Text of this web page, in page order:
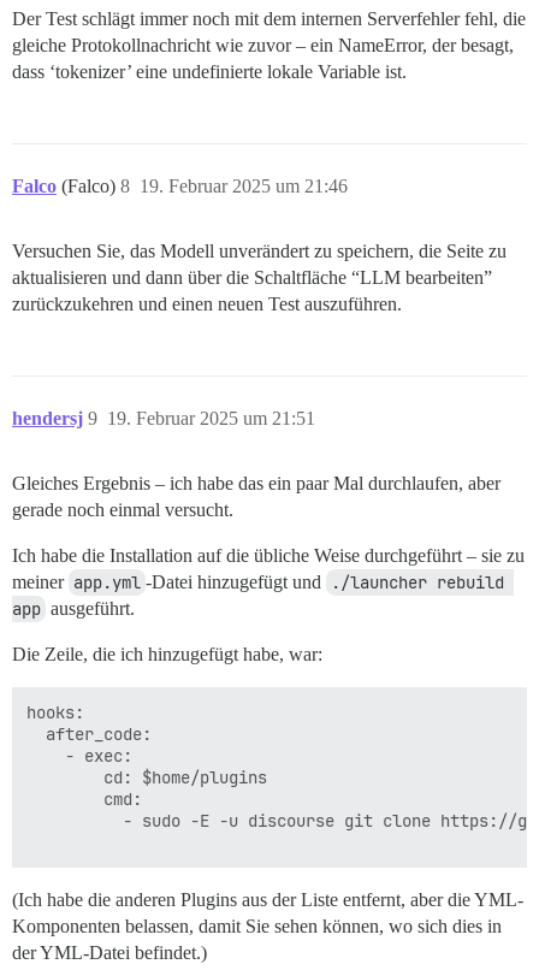
Der Test schlägt immer noch mit dem internen Serverfehler fehl, die
gleiche Protokollnachricht wie zuvor – ein NameError, der besagt,
dass ‘tokenizer’ eine undefinierte lokale Variable ist.
Falco (Falco) 19. Februar 2025 um 21:46
8
Versuchen Sie, das Modell unverändert zu speichern, die Seite zu
aktualisieren und dann über die Schaltfläche “LLM bearbeiten”
zurückzukehren und einen neuen Test auszuführen.
hendersj 19. Februar 2025 um 21:51
9
Gleiches Ergebnis – ich habe das ein paar Mal durchlaufen, aber
gerade noch einmal versucht.
Ich habe die Installation auf die übliche Weise durchgeführt – sie zu
meiner app.yml -Datei hinzugefügt und
./launcher rebuild
app ausgeführt.
Die Zeile, die ich hinzugefügt habe, war:
hooks:
  after_code:
    - exec:
        cd: $home/plugins
        cmd:
- sudo -E -u discourse git clone https://
(Ich habe die anderen Plugins aus der Liste entfernt, aber die YML-
Komponenten belassen, damit Sie sehen können, wo sich dies in
der YML-Datei befindet.)